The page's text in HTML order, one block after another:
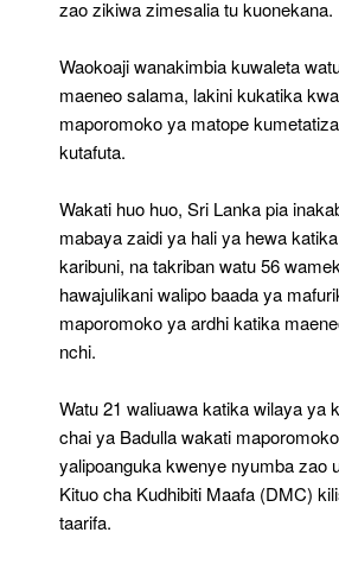
zao zikiwa zimesalia tu kuonekana.
Waokoaji wanakimbia kuwaleta
maeneo salama, lakini kukatika
maporomoko ya matope
kutafuta.
Wakati huo huo, Sri Lanka pia
mabaya zaidi ya hali ya hewa
karibuni, na takriban watu 56
hawajulikani walipo baada ya
maporomoko ya ardhi katika
nchi.
Watu 21 waliuawa katika wilaya ya
chai ya Badulla wakati
yalipoanguka kwenye nyumba zao
Kituo cha Kudhibiti Maafa (DMC)
taarifa.